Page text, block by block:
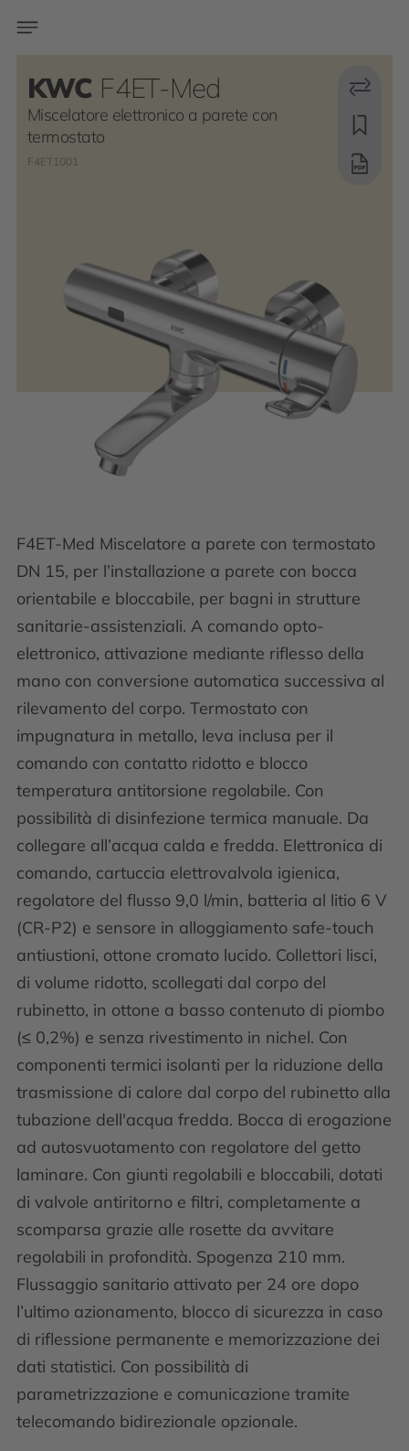
KWC F4ET-Med
Miscelatore elettronico a parete con
termostato
F4ET1001
F4ET-Med Miscelatore a parete con termostato
DN 15, per l’installazione a parete con bocca
orientabile e bloccabile, per bagni in strutture
sanitarie-assistenziali. A comando opto-
elettronico, attivazione mediante riflesso della
mano con conversione automatica successiva al
rilevamento del corpo. Termostato con
impugnatura in metallo, leva inclusa per il
comando con contatto ridotto e blocco
temperatura antitorsione regolabile. Con
possibilità di disinfezione termica manuale. Da
collegare all’acqua calda e fredda. Elettronica di
comando, cartuccia elettrovalvola igienica,
regolatore del flusso 9,0 l/min, batteria al litio 6 V
(CR-P2) e sensore in alloggiamento safe-touch
antiustioni, ottone cromato lucido. Collettori lisci,
di volume ridotto, scollegati dal corpo del
rubinetto, in ottone a basso contenuto di piombo
(≤ 0,2%) e senza rivestimento in nichel. Con
componenti termici isolanti per la riduzione della
trasmissione di calore dal corpo del rubinetto alla
tubazione dell'acqua fredda. Bocca di erogazione
ad autosvuotamento con regolatore del getto
laminare. Con giunti regolabili e bloccabili, dotati
di valvole antiritorno e filtri, completamente a
scomparsa grazie alle rosette da avvitare
regolabili in profondità. Spogenza 210 mm.
Flussaggio sanitario attivato per 24 ore dopo
l’ultimo azionamento, blocco di sicurezza in caso
di riflessione permanente e memorizzazione dei
dati statistici. Con possibilità di
parametrizzazione e comunicazione tramite
telecomando bidirezionale opzionale.